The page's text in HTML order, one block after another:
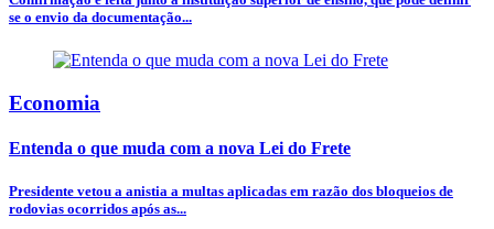
se o envio da documentação...
Economia
Entenda o que muda com a nova Lei do Frete
Presidente vetou a anistia a multas aplicadas em razão dos bloqueios de
rodovias ocorridos após as...